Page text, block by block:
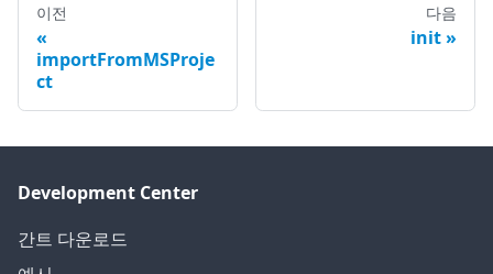
이전
importFromMSProje
ct
다음
init
Development Center
간트 다운로드